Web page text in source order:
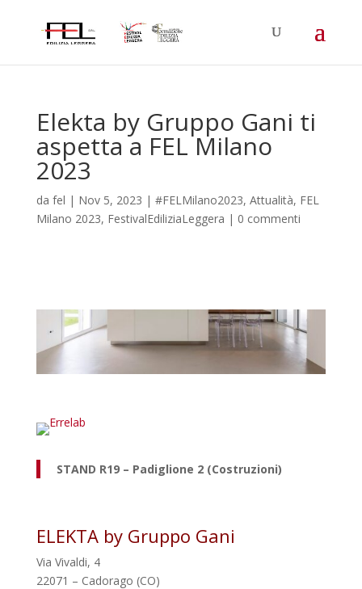
Elekta by Gruppo Gani ti
aspetta a FEL Milano
2023
da fel | Nov 5, 2023 | #FELMilano2023, Attualità, FEL
Milano 2023, FestivalEdiliziaLeggera | 0 commenti
STAND R19 – Padiglione 2 (Costruzioni)
ELEKTA by Gruppo Gani
Via Vivaldi, 4
22071 – Cadorago (CO)